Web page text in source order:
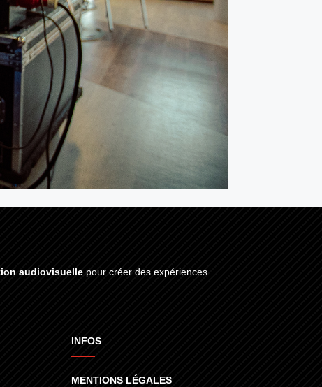
audiovisuelle pour créer des expériences
INFOS
MENTIONS LÉGALES